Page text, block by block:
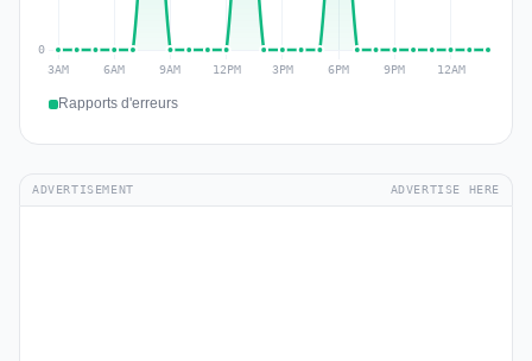
Rapports d'erreurs
ADVERTISEMENT ADVERTISE HERE